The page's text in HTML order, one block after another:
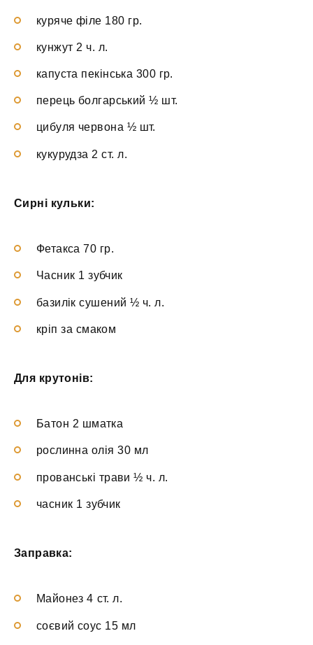
куряче філе 180 гр.
кунжут 2 ч. л.
капуста пекінська 300 гр.
перець болгарський ½ шт.
цибуля червона ½ шт.
кукурудза 2 ст. л.
Сирні кульки:
Фетакса 70 гр.
Часник 1 зубчик
базилік сушений ½ ч. л.
кріп за смаком
Для крутонів:
Батон 2 шматка
рослинна олія 30 мл
прованські трави ½ ч. л.
часник 1 зубчик
Заправка:
Майонез 4 ст. л.
соєвий соус 15 мл